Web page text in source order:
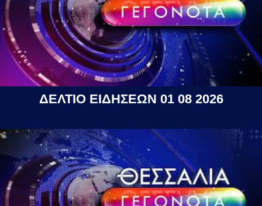
ΔΕΛΤΙΟ ΕΙΔΗΣΕΩΝ 01 08 2026